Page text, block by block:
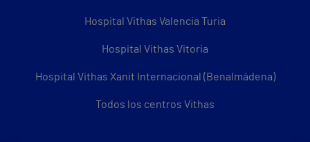
Hospital Vithas Valencia Turia
Hospital Vithas Vitoria
Hospital Vithas Xanit Internacional (Benalmádena)
Todos los centros Vithas